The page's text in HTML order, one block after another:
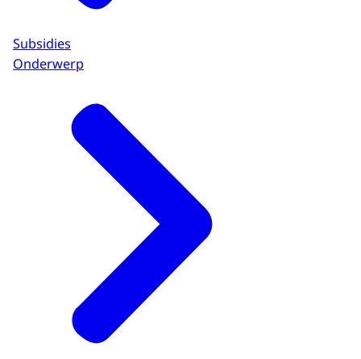
Subsidies
Onderwerp